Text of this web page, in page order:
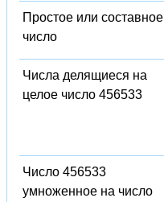
Простое или составное
число
Числа делящиеся на
целое число 456533
Число 456533
умноженное на число